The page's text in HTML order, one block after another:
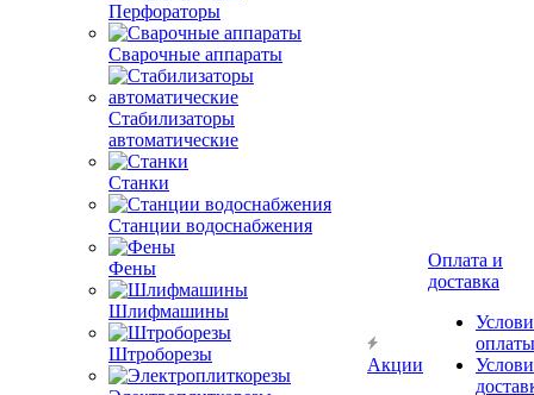
Перфораторы
Сварочные аппараты
Стабилизаторы
автоматические
Станки
Станции водоснабжения
Фены
Шлифмашины
Штроборезы
Акции
Оплата и
доставка
оплаты